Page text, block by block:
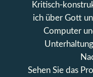
Kritisch-
ich über Gott
Computer
Sehen Sie das